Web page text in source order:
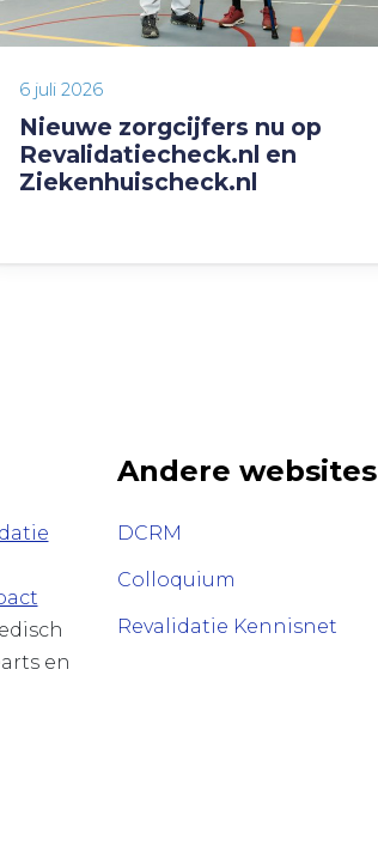
6 juli 2026
Nieuwe zorgcijfers nu op
Revalidatiecheck.nl en
Ziekenhuischeck.nl
en
Andere websites
DCRM
Colloquium
Revalidatie Kennisnet